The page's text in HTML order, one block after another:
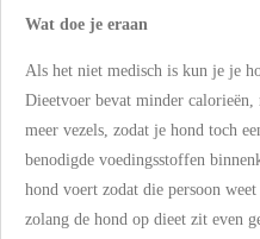
Wat doe je eraan
Als het niet medisch is kun je je
Dieetvoer bevat minder
meer vezels, zodat je hond toch
benodigde voedingsstoffen
hond voert zodat die persoon
zolang de hond op dieet zit even